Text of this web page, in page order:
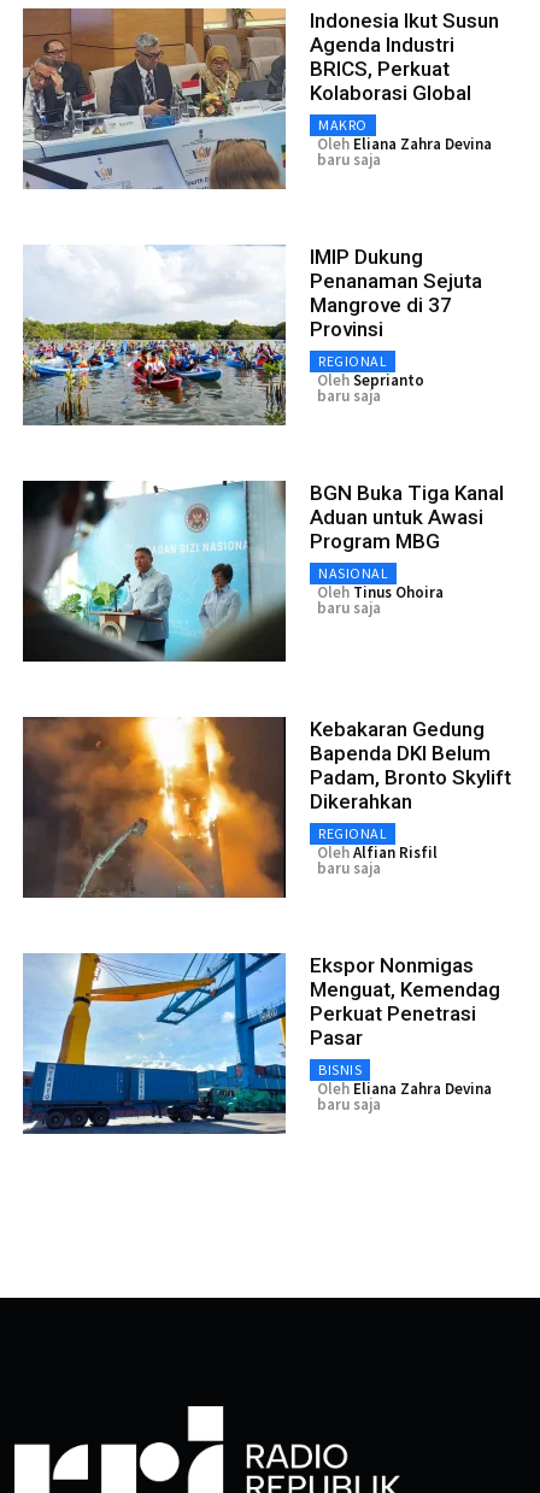
Indonesia Ikut Susun
Agenda Industri
BRICS, Perkuat
Kolaborasi Global
MAKRO
Oleh Eliana Zahra Devina
baru saja
IMIP Dukung
Penanaman Sejuta
Mangrove di 37
Provinsi
REGIONAL
OlehSeprianto
baru saja
BGN Buka Tiga Kanal
Aduan untuk Awasi
Program MBG
NASIONAL
Oleh Tinus Ohoira
baru saja
Kebakaran Gedung
Bapenda DKI Belum
Padam, Bronto Skylift
Dikerahkan
REGIONAL
OlehAlfian Risfil
baru saja
Ekspor Nonmigas
Menguat, Kemendag
Perkuat Penetrasi
Pasar
BISNIS
Oleh Eliana Zahra Devina
baru saja